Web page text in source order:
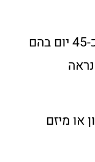
תקופת גיוס ממוצעת כיום היא כ-45 יום בהם
או מיזם